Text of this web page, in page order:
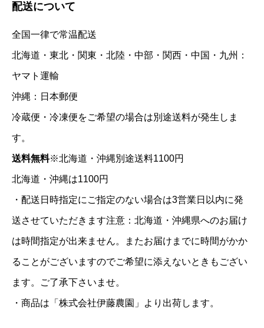
配送について
全国一律で常温配送
北海道・東北・関東・北陸・中部・関西・中国・九州：
ヤマト運輸
沖縄：日本郵便
冷蔵便・冷凍便をご希望の場合は別途送料が発生しま
す。
送料無料※北海道・沖縄別途送料1100円
北海道・沖縄は1100円
・配送日時指定にご指定のない場合は3営業日以内に発
送させていただきます注意：北海道・沖縄県へのお届け
は時間指定が出来ません。またお届けまでに時間がかか
ることがございますのでご希望に添えないときもござい
ます。ご了承下さいませ。
・ 商品は「株式会社伊藤農園」より出荷します。